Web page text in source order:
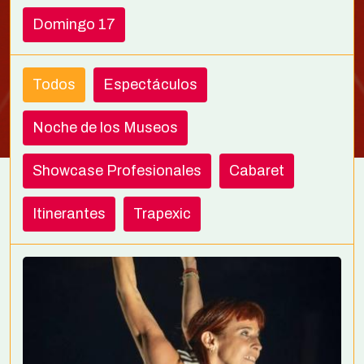
Domingo 17
Todos Espectáculos
Noche de los Museos
Showcase Profesionales Cabaret
Itinerantes Trapexic